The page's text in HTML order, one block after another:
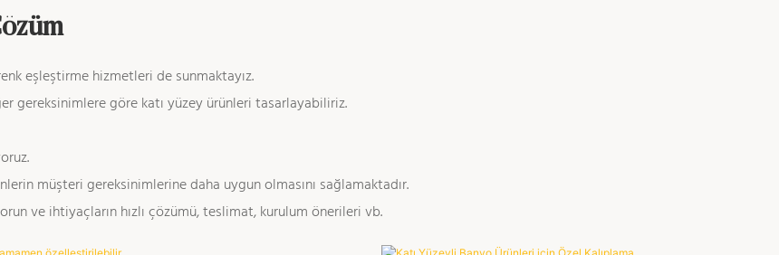
eşleştirme hizmetleri de sunmaktayız.
gereksinimlere göre katı yüzey ürünleri tasarlayabiliriz.
müşteri gereksinimlerine daha uygun olmasını sağlamaktadır.
ve ihtiyaçların hızlı çözümü, teslimat, kurulum önerileri vb.